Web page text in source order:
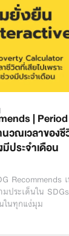
|
วณเวลาของชี
ประจำเดือน
Recommends
ประเด็นใน
ในทุกแง่มุม